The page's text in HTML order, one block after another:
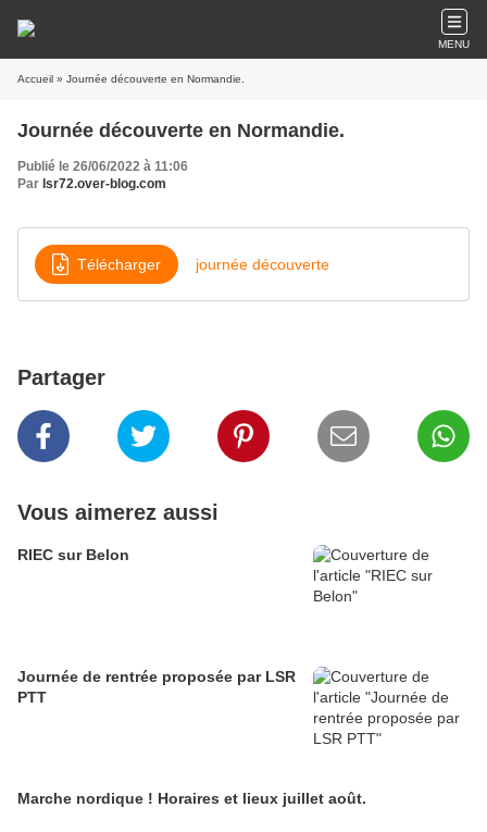
MENU
Accueil » Journée découverte en Normandie.
Journée découverte en Normandie.
Publié le 26/06/2022 à 11:06
Par lsr72.over-blog.com
Télécharger journée découverte
Partager
Vous aimerez aussi
RIEC sur Belon
Journée de rentrée proposée par LSR
PTT
Marche nordique ! Horaires et lieux juillet août.